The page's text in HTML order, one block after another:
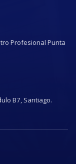
Profesional Punta
B7, Santiago.